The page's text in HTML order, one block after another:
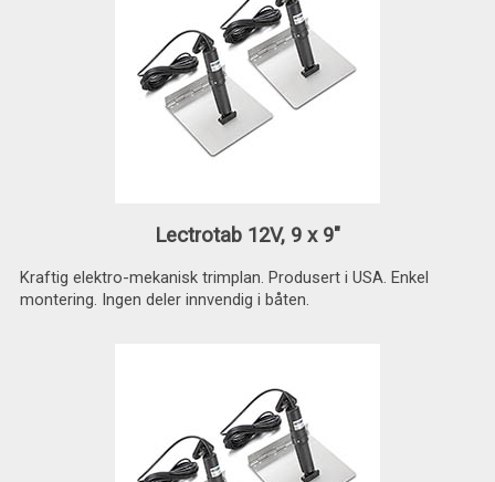
Lectrotab 12V, 9 x 9"
Kraftig elektro-mekanisk trimplan. Produsert i USA. Enkel
montering. Ingen deler innvendig i båten.